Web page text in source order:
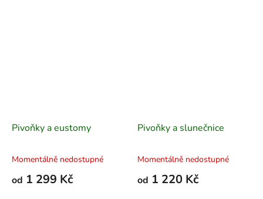
Pivoňky a eustomy
Momentálně nedostupné
od 1 299 Kč
Pivoňky a slunečnice
Momentálně nedostupné
od 1 220 Kč